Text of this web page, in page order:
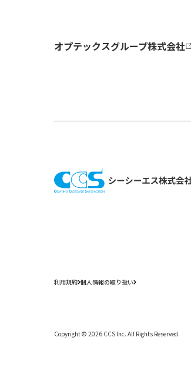
オプテックスグループ株式会社
利用規約 個人情報の取り扱い
Copyright © 2026 CCS Inc. All Rights Reserved.